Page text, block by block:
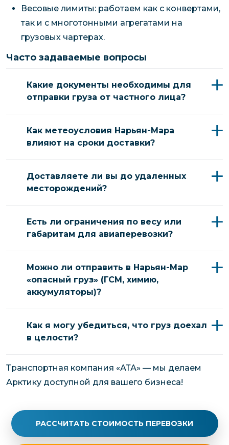
Весовые лимиты: работаем как с конвертами,
так и с многотонными агрегатами на
грузовых чартерах.
Часто задаваемые вопросы
Какие документы необходимы для
отправки груза от частного лица?
Как метеоусловия Нарьян-Мара
влияют на сроки доставки?
Доставляете ли вы до удаленных
месторождений?
Есть ли ограничения по весу или
габаритам для авиаперевозки?
Можно ли отправить в Нарьян-Мар
«опасный груз» (ГСМ, химию,
аккумуляторы)?
Как я могу убедиться, что груз доехал
в целости?
Транспортная компания «АТА» — мы делаем
Арктику доступной для вашего бизнеса!
РАССЧИТАТЬ СТОИМОСТЬ ПЕРЕВОЗКИ